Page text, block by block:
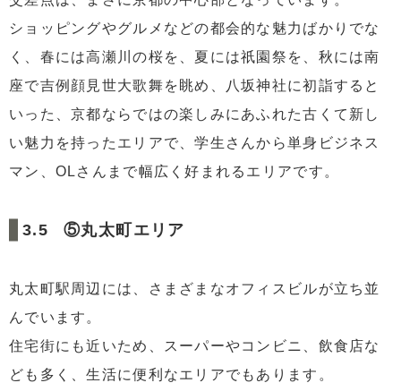
ショッピングやグルメなどの都会的な魅力ばかりでな
く、春には高瀬川の桜を、夏には祇園祭を、秋には南
座で吉例顔見世大歌舞を眺め、八坂神社に初詣すると
いった、京都ならではの楽しみにあふれた古くて新し
い魅力を持ったエリアで、学生さんから単身ビジネス
マン、OLさんまで幅広く好まれるエリアです。
⑤丸太町エリア
丸太町駅周辺には、さまざまなオフィスビルが立ち並
んでいます。
住宅街にも近いため、スーパーやコンビニ、飲食店な
ども多く、生活に便利なエリアでもあります。